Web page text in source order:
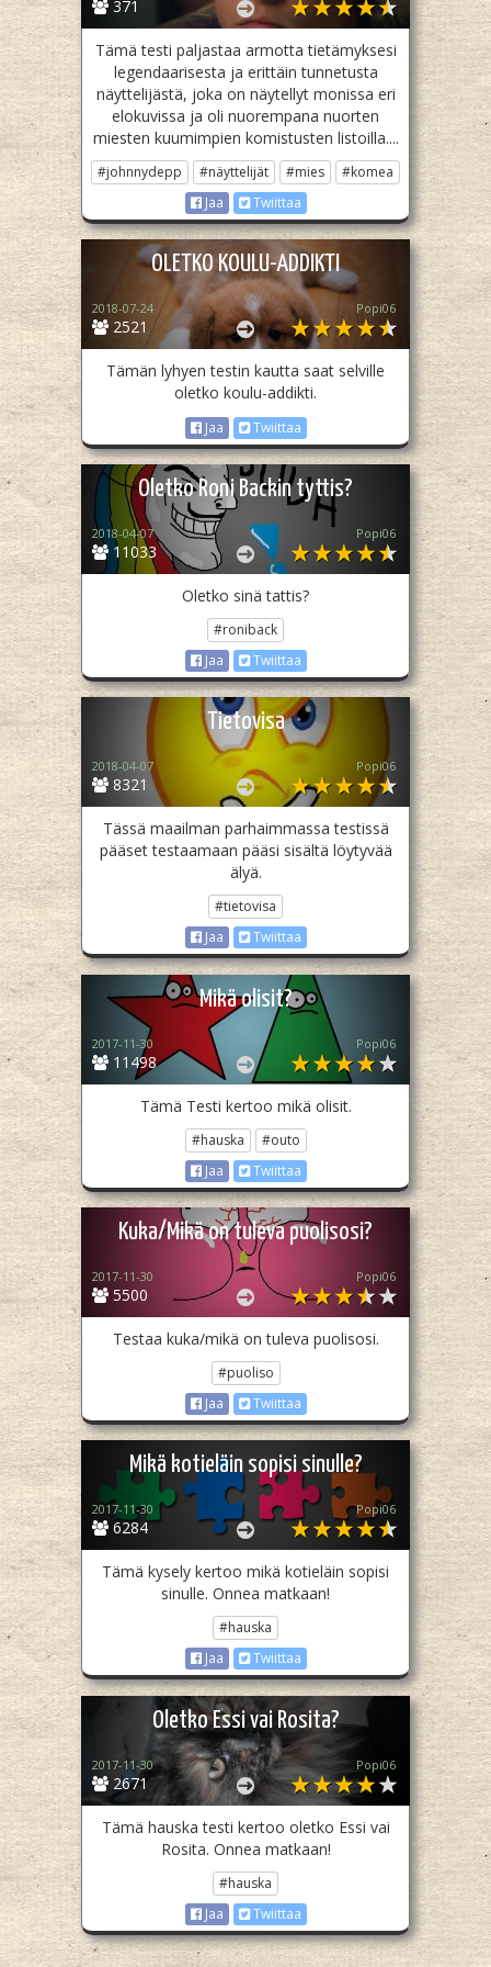
371
Tämä testi paljastaa armotta tietämyksesi
legendaarisesta ja erittäin tunnetusta
näyttelijästä, joka on näytellyt monissa eri
elokuvissa ja oli nuorempana nuorten
miesten kuumimpien komistusten listoilla....
#johnnydepp #näyttelijät #mies
#komea
Jaa
Twiittaa
OLETKO KOULU-ADDIKTI
2521
2018-07-24 Popi06
Tämän lyhyen testin kautta saat selville
oletko koulu-addikti.
Jaa Twiittaa
Oletko Roni Backin tyttis?
11033
2018-04-07 Popi06
Oletko sinä tattis?
#roniback
Jaa
Twiittaa
Tietovisa
8321
2018-04-07 Popi06
Tässä maailman parhaimmassa testissä
pääset testaamaan pääsi sisältä löytyvää
älyä.
#tietovisa
Jaa
Twiittaa
Mikä olisit?
11498
2017-11-30 Popi06
Tämä Testi kertoo mikä olisit.
#hauska
#outo
Jaa
Twiittaa
Kuka/Mikä on tuleva puolisosi?
5500
2017-11-30 Popi06
Testaa kuka/mikä on tuleva puolisosi.
#puoliso
Jaa
Twiittaa
Mikä kotieläin sopisi sinulle?
6284
2017-11-30 Popi06
Tämä kysely kertoo mikä kotieläin sopisi
sinulle. Onnea matkaan!
#hauska
Jaa
Twiittaa
Oletko Essi vai Rosita?
2671
2017-11-30 Popi06
Tämä hauska testi kertoo oletko Essi vai
Rosita. Onnea matkaan!
#hauska
Jaa
Twiittaa